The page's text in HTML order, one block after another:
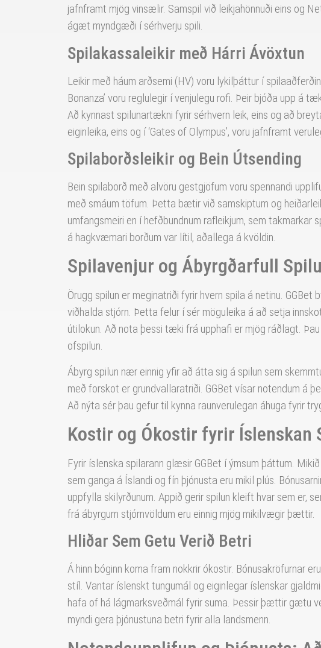
jafnframt mjög vinsælir. Samspil við leikjahönnuði eins og
ágæt myndgæði í sérhverju spili.
Spilakassaleikir með Hárri Ávöxtun
Leikir með háum arðsemi (HV) voru lykilþáttur í
Bonanza’ voru reglulegir í venjulegu rofi. Þeir bjóða upp á
Að kynnast spilunartækni fyrir sérhvern leik, eins og að
eiginleika, eins og í ‘Gates of Olympus’, voru jafnframt
Spilaborðsleikir og Bein Útsending
Bein spilaborð með alvöru gestgjöfum voru spennandi
með smáum töfum. Þetta bætir við samskiptum og
umfangsmeiri en í hefðbundnum rafleikjum, sem
á hagkvæmari borðum var lítil, aðallega á kvöldin.
Spilavenjur og Ábyrgðarfull
Örugg spilun er meginatriði fyrir hvern spila á netinu.
viðhalda stjórn. Þetta felur í sér möguleika á að setja
útilokun. Að nota þessi tæki frá upphafi er mjög ráðlagt.
ofspilun.
Ábyrg spilun nær einnig yfir að átta sig á spilun sem
með forskot er grundvallaratriði. GGBet vísar notendum á
Að nýta sér þau gefur til kynna raunverulegan áhuga fyrir
Kostir og Ókostir fyrir Íslenskan
Fyrir íslenska spilarann glæsir GGBet í ýmsum þáttum.
sem ganga á Íslandi og fín þjónusta eru mikil plús.
uppfylla skilyrðunum. Appið gerir spilun kleift hvar sem er,
frá ábyrgum stjórnvöldum eru einnig mjög mikilvægir þættir.
Hliðar Sem Getu Verið Betri
Á hinn bóginn koma fram nokkrir ókostir. Bónusakröfurnar
stíl. Vantar íslenskt tungumál og eiginlegar íslenskar
hafa of há lágmarksveðmál fyrir suma. Þessir þættir gætu
myndi gera þjónustuna betri fyrir alla landsmenn.